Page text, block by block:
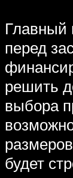
Главный
перед
решить
выбора
будет